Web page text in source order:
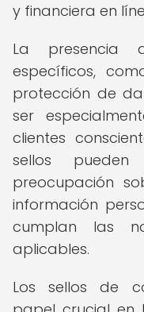
y financiera en
La presencia
específicos,
protección de
ser
clientes
sellos
preocupación
información
cumplan las
aplicables.
Los sellos de